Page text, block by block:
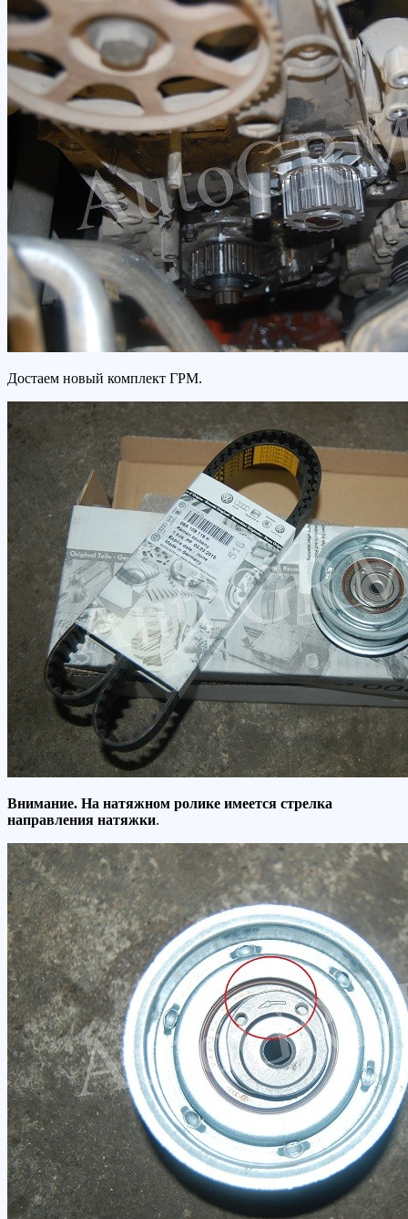
Достаем новый комплект ГРМ.
Внимание. На натяжном ролике имеется стрелка
направления натяжки.